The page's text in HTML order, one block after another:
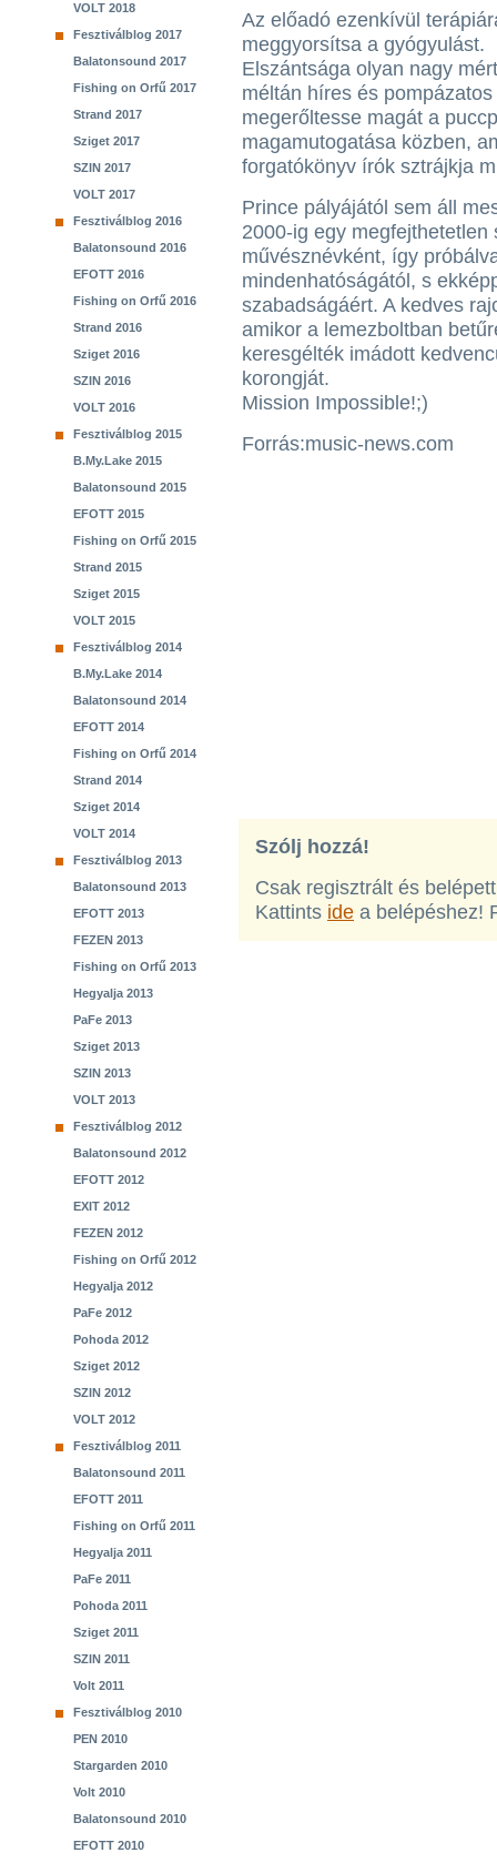
VOLT 2018
Fesztiválblog 2017
Balatonsound 2017
Fishing on Orfű 2017
Strand 2017
Sziget 2017
SZIN 2017
VOLT 2017
Fesztiválblog 2016
Balatonsound 2016
EFOTT 2016
Fishing on Orfű 2016
Strand 2016
Sziget 2016
SZIN 2016
VOLT 2016
Fesztiválblog 2015
B.My.Lake 2015
Balatonsound 2015
EFOTT 2015
Fishing on Orfű 2015
Strand 2015
Sziget 2015
VOLT 2015
Fesztiválblog 2014
B.My.Lake 2014
Balatonsound 2014
EFOTT 2014
Fishing on Orfű 2014
Strand 2014
Sziget 2014
VOLT 2014
Fesztiválblog 2013
Balatonsound 2013
EFOTT 2013
FEZEN 2013
Fishing on Orfű 2013
Hegyalja 2013
PaFe 2013
Sziget 2013
SZIN 2013
VOLT 2013
Fesztiválblog 2012
Balatonsound 2012
EFOTT 2012
EXIT 2012
FEZEN 2012
Fishing on Orfű 2012
Hegyalja 2012
PaFe 2012
Pohoda 2012
Sziget 2012
SZIN 2012
VOLT 2012
Fesztiválblog 2011
Balatonsound 2011
EFOTT 2011
Fishing on Orfű 2011
Hegyalja 2011
PaFe 2011
Pohoda 2011
Sziget 2011
SZIN 2011
Volt 2011
Fesztiválblog 2010
PEN 2010
Stargarden 2010
Volt 2010
Balatonsound 2010
EFOTT 2010
Az előadó ezenkívül
meggyorsítsa a gyógyulást.
Elszántsága olyan nagy
méltán híres és
megerőltesse magát a
magamutogatása közben,
forgatókönyv írók sztrájkja
Prince pályájától sem áll
2000-ig egy megfejthetetlen
művésznévként, így
mindenhatóságától, s
szabadságáért. A kedves
amikor a lemezboltban
keresgélték imádott
korongját.
Mission Impossible!;)
Forrás:music-news.com
Szólj hozzá!
Csak regisztrált és
Kattints ide a belépéshez!